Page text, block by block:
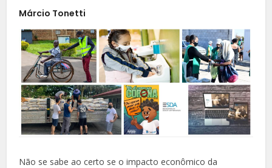
Márcio Tonetti
Não se sabe ao certo se o impacto econômico da